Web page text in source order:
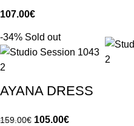
107.00€
-34% Sold out
AYANA DRESS
159.00€ 105.00€